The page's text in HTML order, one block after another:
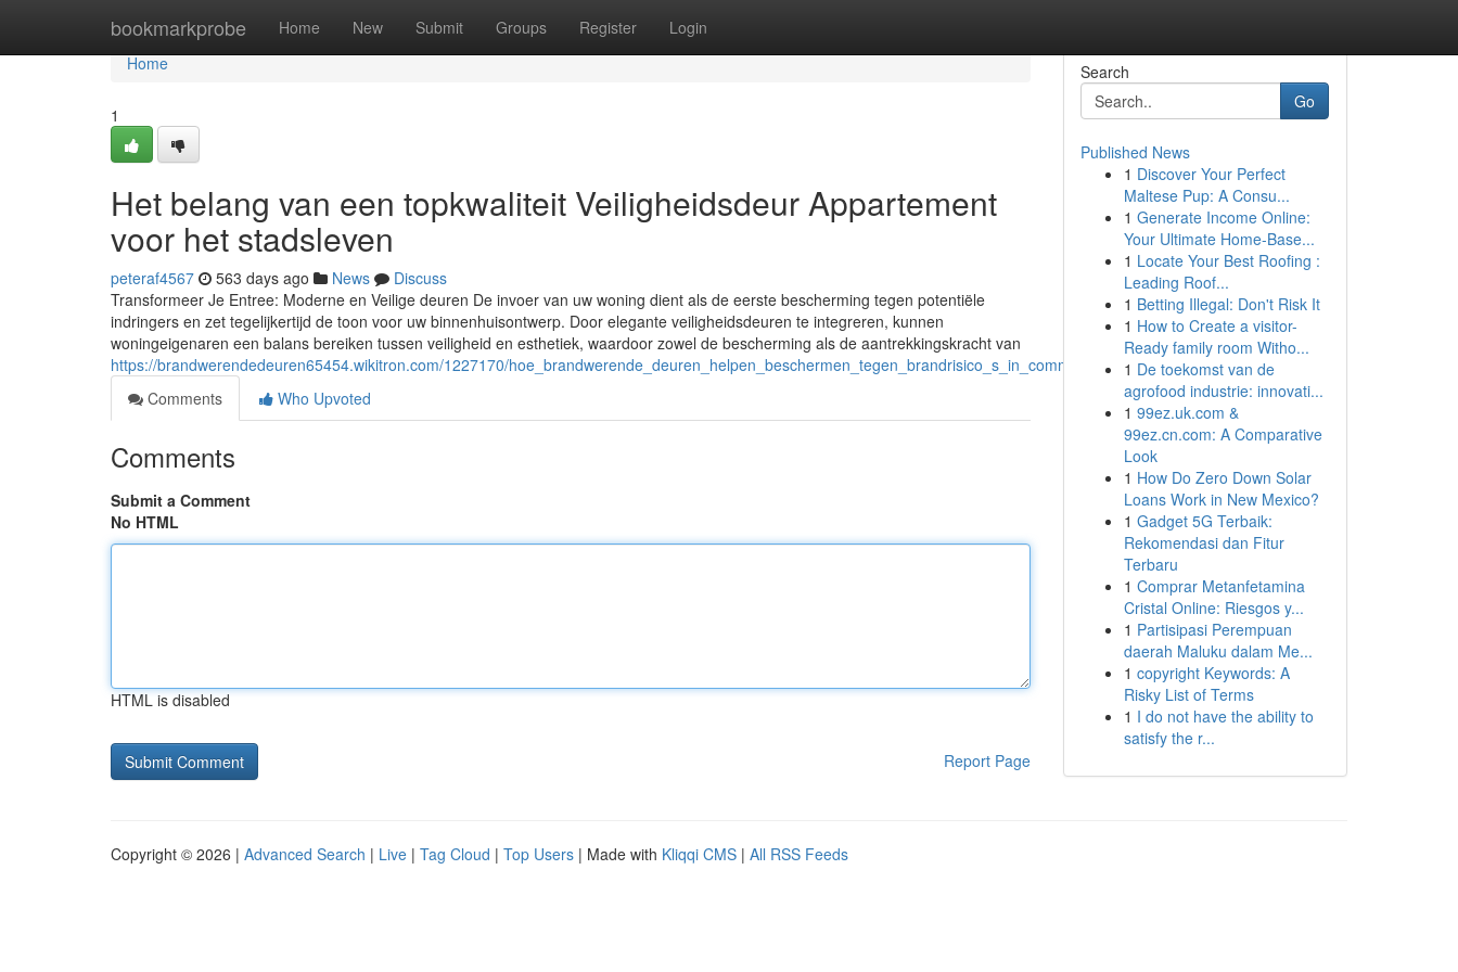
bookmarkprobe Home New Submit Groups Register Login
Home
Home
1
Het belang van een topkwaliteit Veiligheidsdeur Appartement
voor het stadsleven
peteraf4567 563 days ago News
Discuss
Transformeer Je Entree: Moderne en Veilige deuren De invoer van uw woning dient als de eerste bescherming tegen potentiële
indringers en zet tegelijkertijd de toon voor uw binnenhuisontwerp. Door elegante veiligheidsdeuren te integreren, kunnen
woningeigenaren een balans bereiken tussen veiligheid en esthetiek, waardoor zowel de bescherming als de aantrekkingskracht van
https://brandwerendedeuren65454.wikitron.com/1227170/hoe_brandwerende_deuren_helpen_beschermen_tegen_brandrisico_s_in_commerciële_ruimtes
Comments
Who Upvoted
Comments
Submit a Comment
No HTML
HTML is disabled
Report Page
Search
Go
Published News
1 Discover Your Perfect
Maltese Pup: A Consu...
1 Generate Income Online:
Your Ultimate Home-Base...
1 Locate Your Best Roofing :
Leading Roof...
1 Betting Illegal: Don't Risk It
1 How to Create a visitor-
Ready family room Witho...
1 De toekomst van de
agrofood industrie: innovati...
1 99ez.uk.com &
99ez.cn.com: A Comparative
Look
1 How Do Zero Down Solar
Loans Work in New Mexico?
1 Gadget 5G Terbaik:
Rekomendasi dan Fitur
Terbaru
1 Comprar Metanfetamina
Cristal Online: Riesgos y...
1 Partisipasi Perempuan
daerah Maluku dalam Me...
1 copyright Keywords: A
Risky List of Terms
1 I do not have the ability to
satisfy the r...
Copyright © 2026 | Advanced Search | Live | Tag Cloud | Top Users | Made with Kliqqi CMS | All RSS Feeds